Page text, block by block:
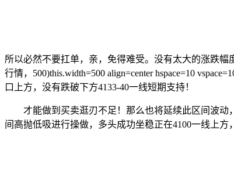
所以必然不要扛单，亲，免得难受。没有太大的涨跌
行情，500)this.width=500 align=center hspace=10
口上方，没有跌破下方4133-40一线短期支持！
才能做到买卖逛刃不足！那么也将延续此区间波动
间高抛低吸进行操做，多头成功坐稳正在4100一线上方，